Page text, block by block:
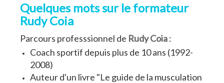
Quelques mots sur le formateur
Rudy Coia
Parcours professsionnel de Rudy Coia:
Coach sportif depuis plus de 10 ans (1992-
2008)
Auteur d'un livre "Le guide de la musculation